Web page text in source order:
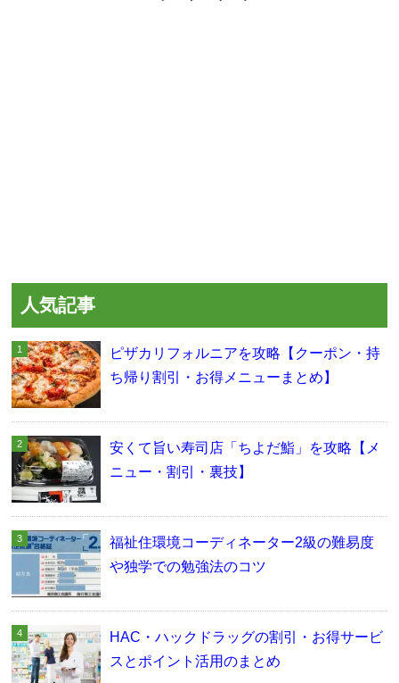
人気記事
ピザカリフォルニアを攻略【クーポン・持
ち帰り割引・お得メニューまとめ】
安くて旨い寿司店「ちよだ鮨」を攻略【メ
ニュー・割引・裏技】
福祉住環境コーディネーター2級の難易度
や独学での勉強法のコツ
HAC・ハックドラッグの割引・お得サービ
スとポイント活用のまとめ